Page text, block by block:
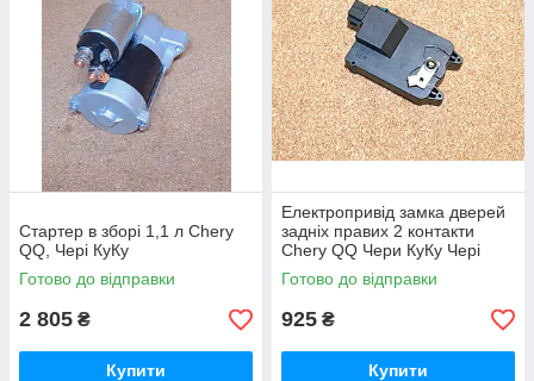
Стартер в зборі 1,1 л Chery
QQ, Чері КуКу
Готово до відправки
2 805 ₴
Купити
Електропривід замка дверей
задніх правих 2 контакти
Chery QQ Чери КуКу Чері
Кюкю
Готово до відправки
925 ₴
Купити